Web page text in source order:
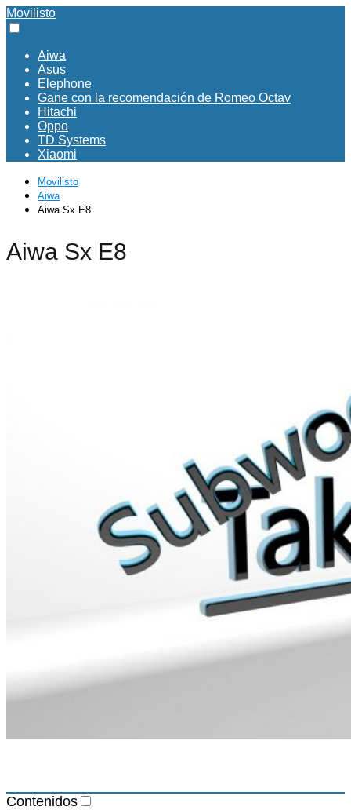
Movilisto
Aiwa
Asus
Elephone
Gane con la recomendación de Romeo Octav
Hitachi
Oppo
TD Systems
Xiaomi
Movilisto
Aiwa
Aiwa Sx E8
Aiwa Sx E8
Contenidos